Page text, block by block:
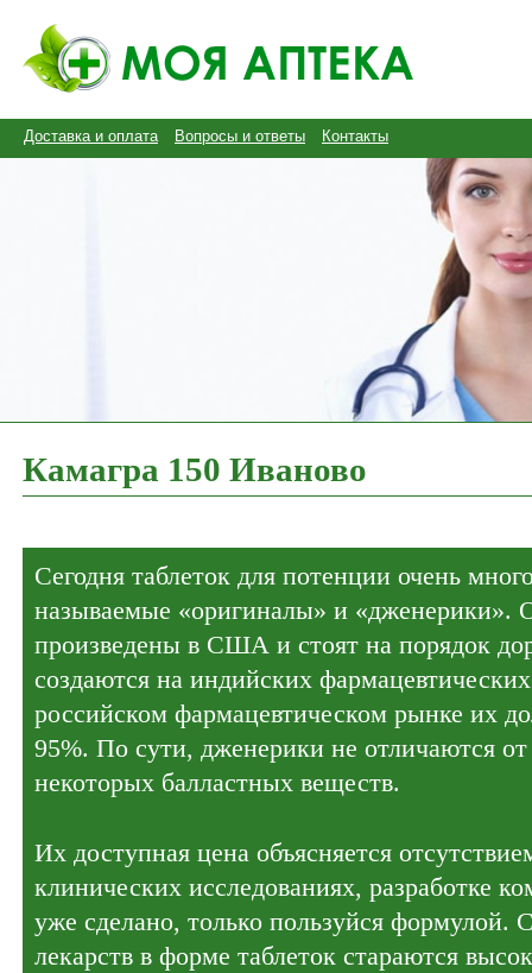
Доставка и оплата Вопросы и ответы Контакты
Камагра 150 Иваново
Сегодня таблеток для потенции очень
называемые «оригиналы» и «дженерики».
произведены в США и стоят на порядок
создаются на индийских
российском фармацевтическом рынке их
95%. По сути, дженерики не отличаются
некоторых балластных веществ.
Их доступная цена объясняется
клинических исследованиях, разработке
уже сделано, только пользуйся формулой.
лекарств в форме таблеток стараются